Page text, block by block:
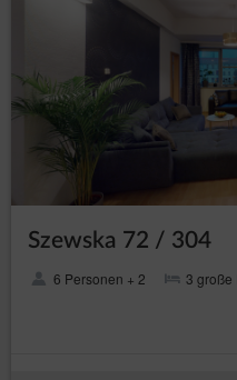
Szewska 72 / 304
6 Personen + 2 3 große